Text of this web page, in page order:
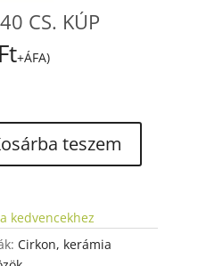
CS. KÚP
Ft+ÁFA)
teszem
kedvencekhez
Cirkon, kerámia